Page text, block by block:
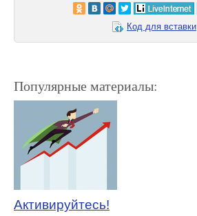
Код для вставки
Популярные материалы:
Активируйтесь!